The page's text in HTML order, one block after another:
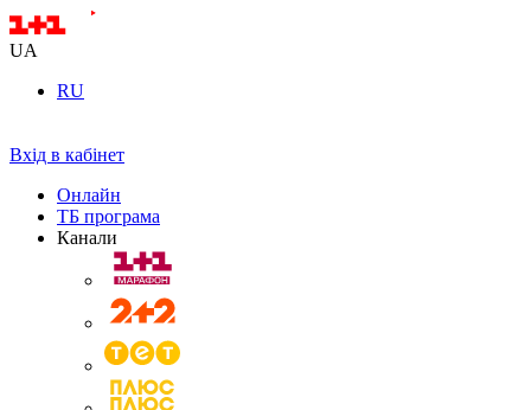
UA
RU
Вхід в кабінет
Онлайн
ТБ програма
Канали